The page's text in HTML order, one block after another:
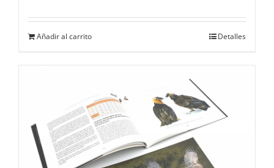
Añadir al carrito Detalles